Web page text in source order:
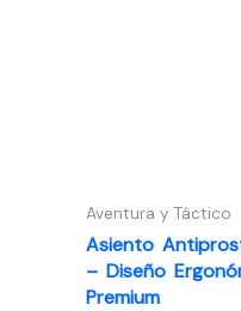
Aventura y Táctico
Asiento
– Diseño
Premium